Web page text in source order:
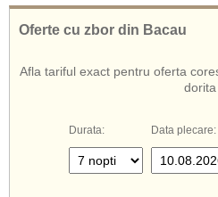
de aburi, sala fitness, darts, tir cu arcul,
aerobic, volei pe plaja, baschet, mini-
sporturi acvatice, parcare. Hotel
Oferte cu zbor din Bacau
Afla tariful exact pentru oferta
dorita
Durata: Data plecare: